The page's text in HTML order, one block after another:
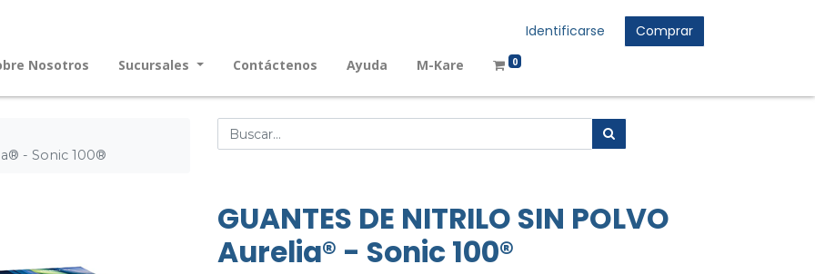
Identificarse Comprar
Nosotros Sucursales Contáctenos Ayuda M-Kare 0
- Sonic 100®
GUANTES DE NITRILO SIN POLVO
Aurelia® - Sonic 100®